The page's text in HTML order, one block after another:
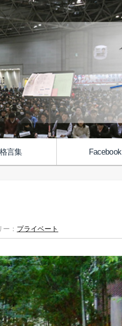
格言集 Facebook
： プライベート